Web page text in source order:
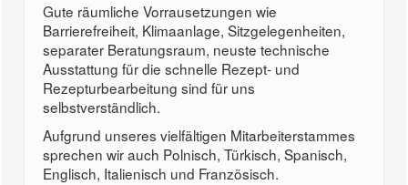
Gute räumliche Vorrausetzungen wie
Barrierefreiheit, Klimaanlage, Sitzgelegenheiten,
separater Beratungsraum, neuste technische
Ausstattung für die schnelle Rezept- und
Rezepturbearbeitung sind für uns
selbstverständlich.
Aufgrund unseres vielfältigen Mitarbeiterstammes
sprechen wir auch Polnisch, Türkisch, Spanisch,
Englisch, Italienisch und Französisch.